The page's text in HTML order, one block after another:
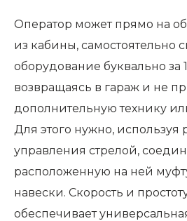
Оператор может прямо на
из кабины, самостоятельно
оборудование буквально за
возвращаясь в гараж и не
дополнительную технику
Для этого нужно, используя
управления стрелой,
расположенную на ней
навески. Скорость и
обеспечивает